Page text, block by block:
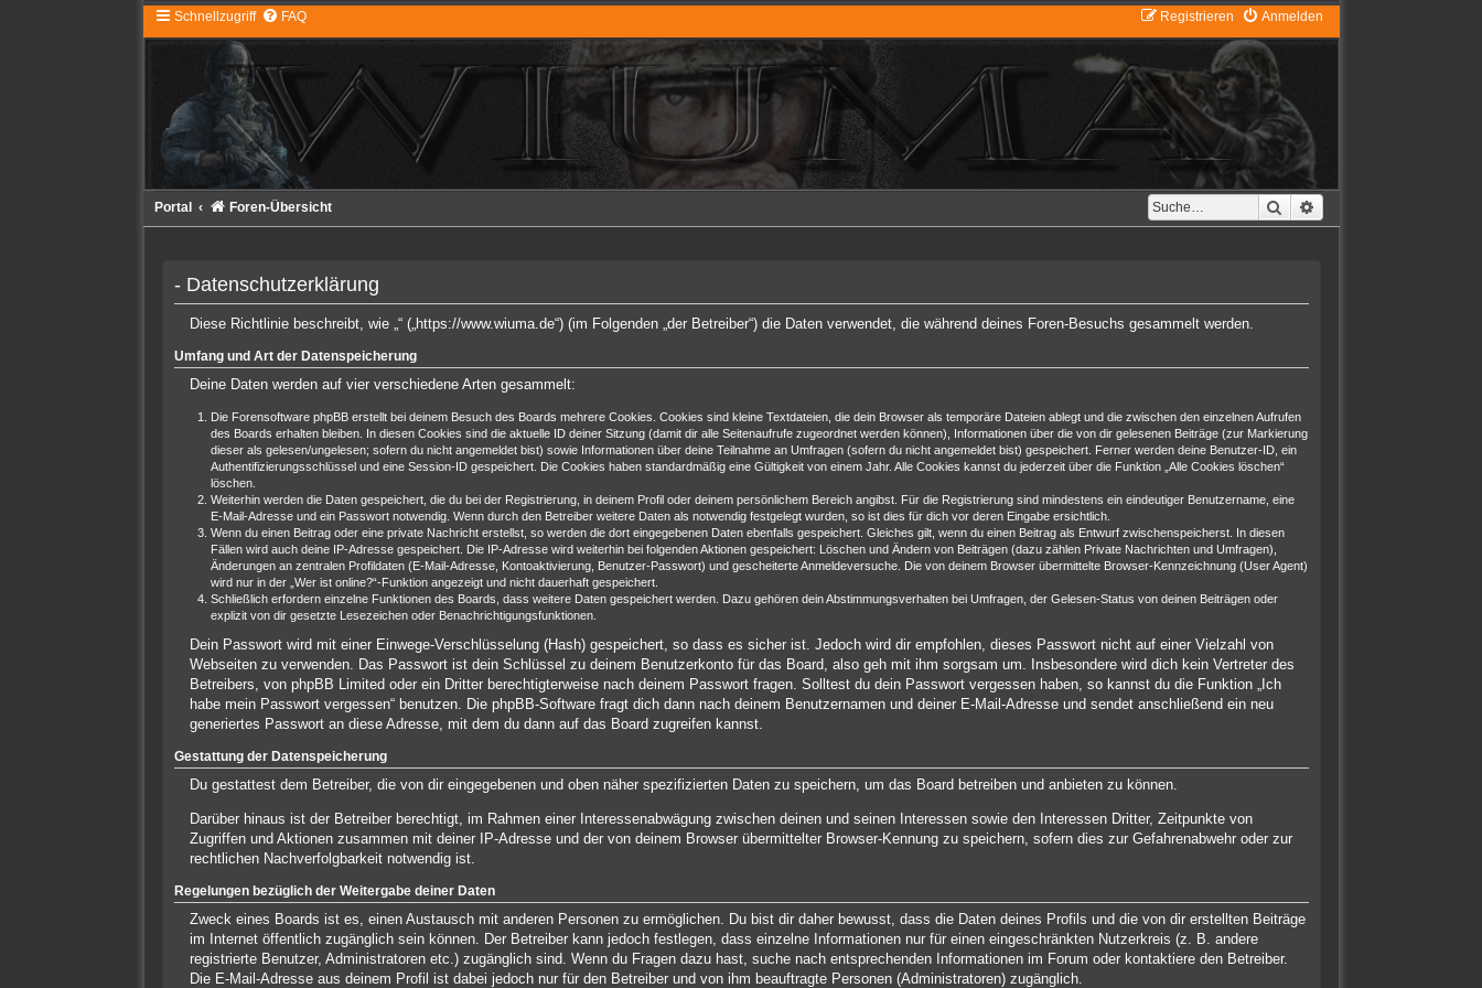
Schnellzugriff FAQ Anmelden
Registrieren
Suche
Portal Foren-Übersicht
- Datenschutzerklärung
Diese Richtlinie beschreibt, wie „“ („https://www.wiuma.de“) (im Folgenden „der Betreiber“) die Daten verwendet, die während deines Foren-Besuchs gesammelt werden.
Umfang und Art der Datenspeicherung
Deine Daten werden auf vier verschiedene Arten gesammelt:
Die Forensoftware phpBB erstellt bei deinem Besuch des Boards mehrere Cookies. Cookies sind kleine Textdateien, die dein Browser als temporäre Dateien ablegt und die zwischen den einzelnen Aufrufen
des Boards erhalten bleiben. In diesen Cookies sind die aktuelle ID deiner Sitzung (damit dir alle Seitenaufrufe zugeordnet werden können), Informationen über die von dir gelesenen Beiträge (zur Markierung
dieser als gelesen/ungelesen; sofern du nicht angemeldet bist) sowie Informationen über deine Teilnahme an Umfragen (sofern du nicht angemeldet bist) gespeichert. Ferner werden deine Benutzer-ID, ein
Authentifizierungsschlüssel und eine Session-ID gespeichert. Die Cookies haben standardmäßig eine Gültigkeit von einem Jahr. Alle Cookies kannst du jederzeit über die Funktion „Alle Cookies löschen“
löschen.
Weiterhin werden die Daten gespeichert, die du bei der Registrierung, in deinem Profil oder deinem persönlichem Bereich angibst. Für die Registrierung sind mindestens ein eindeutiger Benutzername, eine
E-Mail-Adresse und ein Passwort notwendig. Wenn durch den Betreiber weitere Daten als notwendig festgelegt wurden, so ist dies für dich vor deren Eingabe ersichtlich.
Wenn du einen Beitrag oder eine private Nachricht erstellst, so werden die dort eingegebenen Daten ebenfalls gespeichert. Gleiches gilt, wenn du einen Beitrag als Entwurf zwischenspeicherst. In diesen
Fällen wird auch deine IP-Adresse gespeichert. Die IP-Adresse wird weiterhin bei folgenden Aktionen gespeichert: Löschen und Ändern von Beiträgen (dazu zählen Private Nachrichten und Umfragen),
Änderungen an zentralen Profildaten (E-Mail-Adresse, Kontoaktivierung, Benutzer-Passwort) und gescheiterte Anmeldeversuche. Die von deinem Browser übermittelte Browser-Kennzeichnung (User Agent)
wird nur in der „Wer ist online?“-Funktion angezeigt und nicht dauerhaft gespeichert.
Schließlich erfordern einzelne Funktionen des Boards, dass weitere Daten gespeichert werden. Dazu gehören dein Abstimmungsverhalten bei Umfragen, der Gelesen-Status von deinen Beiträgen oder
explizit von dir gesetzte Lesezeichen oder Benachrichtigungsfunktionen.
Dein Passwort wird mit einer Einwege-Verschlüsselung (Hash) gespeichert, so dass es sicher ist. Jedoch wird dir empfohlen, dieses Passwort nicht auf einer Vielzahl von
Webseiten zu verwenden. Das Passwort ist dein Schlüssel zu deinem Benutzerkonto für das Board, also geh mit ihm sorgsam um. Insbesondere wird dich kein Vertreter des
Betreibers, von phpBB Limited oder ein Dritter berechtigterweise nach deinem Passwort fragen. Solltest du dein Passwort vergessen haben, so kannst du die Funktion „Ich
habe mein Passwort vergessen“ benutzen. Die phpBB-Software fragt dich dann nach deinem Benutzernamen und deiner E-Mail-Adresse und sendet anschließend ein neu
generiertes Passwort an diese Adresse, mit dem du dann auf das Board zugreifen kannst.
Gestattung der Datenspeicherung
Du gestattest dem Betreiber, die von dir eingegebenen und oben näher spezifizierten Daten zu speichern, um das Board betreiben und anbieten zu können.
Darüber hinaus ist der Betreiber berechtigt, im Rahmen einer Interessenabwägung zwischen deinen und seinen Interessen sowie den Interessen Dritter, Zeitpunkte von
Zugriffen und Aktionen zusammen mit deiner IP-Adresse und der von deinem Browser übermittelter Browser-Kennung zu speichern, sofern dies zur Gefahrenabwehr oder zur
rechtlichen Nachverfolgbarkeit notwendig ist.
Regelungen bezüglich der Weitergabe deiner Daten
Zweck eines Boards ist es, einen Austausch mit anderen Personen zu ermöglichen. Du bist dir daher bewusst, dass die Daten deines Profils und die von dir erstellten Beiträge
im Internet öffentlich zugänglich sein können. Der Betreiber kann jedoch festlegen, dass einzelne Informationen nur für einen eingeschränkten Nutzerkreis (z. B. andere
registrierte Benutzer, Administratoren etc.) zugänglich sind. Wenn du Fragen dazu hast, suche nach entsprechenden Informationen im Forum oder kontaktiere den Betreiber.
Die E-Mail-Adresse aus deinem Profil ist dabei jedoch nur für den Betreiber und von ihm beauftragte Personen (Administratoren) zugänglich.